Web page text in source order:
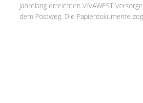
Jahrelang erreichten VIVAWEST
dem Postweg. Die Papierdokumente